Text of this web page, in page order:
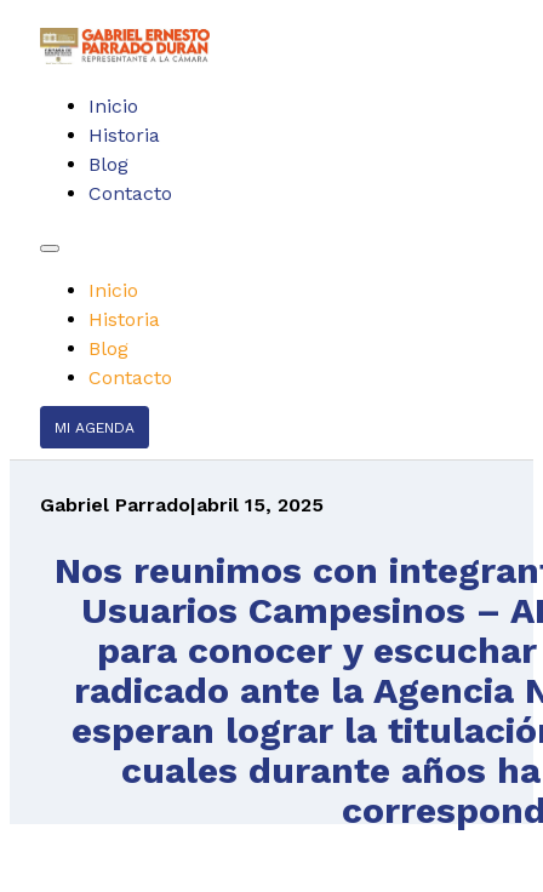
Inicio
Historia
Blog
Contacto
Inicio
Historia
Blog
Contacto
MI AGENDA
Gabriel Parrado|abril 15, 2025
Nos reunimos con
Usuarios Campesinos –
para conocer y
radicado ante la Agencia
esperan lograr la
cuales durante años